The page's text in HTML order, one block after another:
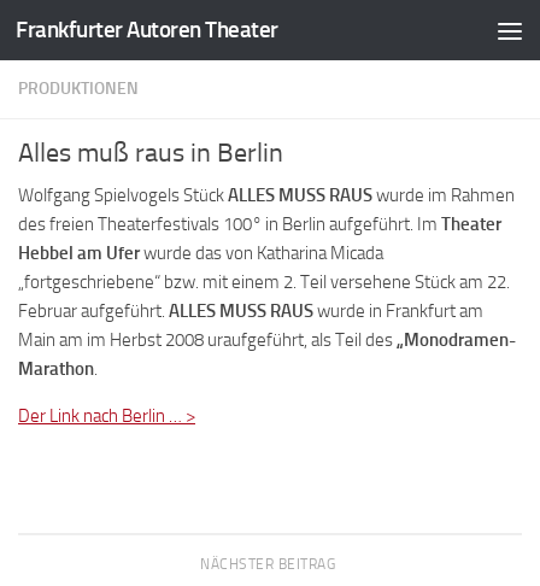
Zum Inhalt springen
Frankfurter Autoren Theater
PRODUKTIONEN
Alles muß raus in Berlin
Wolfgang Spielvogels StückALLES MUSS RAUSwurde im Rahmen
des freien Theaterfestivals 100° in Berlin aufgeführt. Im Theater
Hebbel am Uferwurde das von Katharina Micada
„fortgeschriebene“ bzw. mit einem 2. Teil versehene Stück am 22.
Februar aufgeführt. ALLES MUSS RAUSwurde in Frankfurt am
Main am im Herbst 2008 uraufgeführt, als Teil des„Monodramen-
Marathon.
Der Link nach Berlin … >
NÄCHSTER BEITRAG